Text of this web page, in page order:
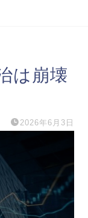
は崩壊
2026年6月3日